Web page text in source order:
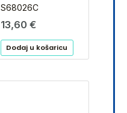
S68026C
13,60 €
Dodaj u košaricu